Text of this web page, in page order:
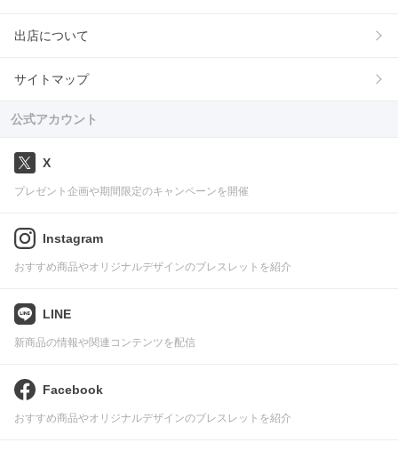
出店について
サイトマップ
公式アカウント
X
プレゼント企画や期間限定のキャンペーンを開催
Instagram
おすすめ商品やオリジナルデザインのブレスレットを紹介
LINE
新商品の情報や関連コンテンツを配信
Facebook
おすすめ商品やオリジナルデザインのブレスレットを紹介